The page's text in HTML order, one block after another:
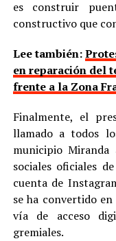
es construir
constructivo que
Lee también:
en reparación del
frente a la Zona
Finalmente, el
llamado a todos
municipio
sociales oficiales
cuenta de
se ha convertido
vía de acceso
gremiales.